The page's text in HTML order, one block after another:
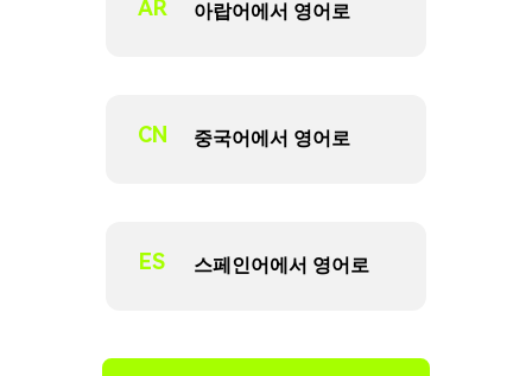
AR 아랍어에서 영어로
CN 중국어에서 영어로
ES 스페인어에서 영어로